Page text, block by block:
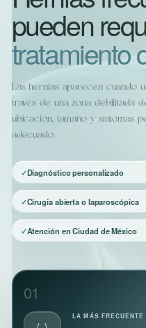
pueden
tratamiento
Las hernias aparecen cuando
través de una zona debilitada
ubicación, tamaño y síntomas
adecuado.
Diagnóstico personalizado
Cirugía abierta o laparoscópica
Atención en Ciudad de México
01
LA MÁS FRECUENTE